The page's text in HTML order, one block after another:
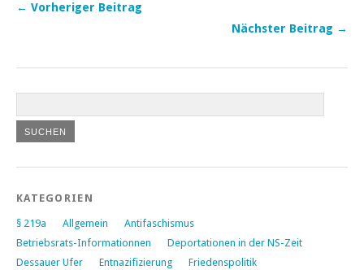
← Vorheriger Beitrag
Nächster Beitrag →
KATEGORIEN
§ 219a Allgemein
Antifaschismus
Betriebsrats-Informationnen
Deportationen in der NS-Zeit
Dessauer Ufer
Entnazifizierung
Friedenspolitik